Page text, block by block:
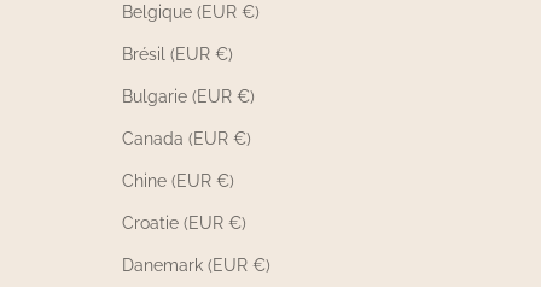
Belgique (EUR €)
Brésil (EUR €)
Bulgarie (EUR €)
Canada (EUR €)
Chine (EUR €)
Croatie (EUR €)
Danemark (EUR €)